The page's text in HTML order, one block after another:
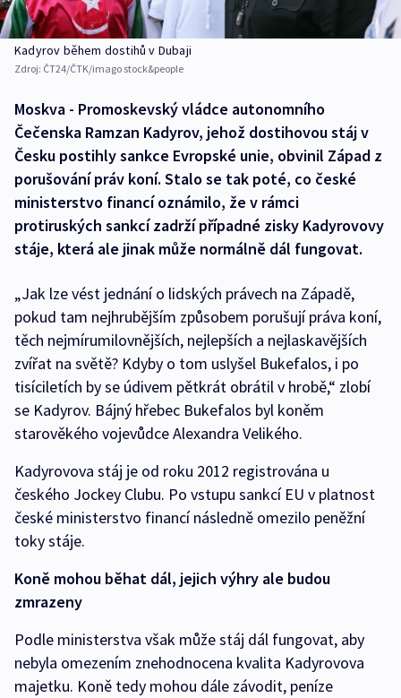
Kadyrov během dostihů v Dubaji
Zdroj: ČT24/ČTK/imago stock&people
Moskva - Promoskevský vládce autonomního
Čečenska Ramzan Kadyrov, jehož dostihovou stáj v
Česku postihly sankce Evropské unie, obvinil Západ z
porušování práv koní. Stalo se tak poté, co české
ministerstvo financí oznámilo, že v rámci
protiruských sankcí zadrží případné zisky Kadyrovovy
stáje, která ale jinak může normálně dál fungovat.
„Jak lze vést jednání o lidských právech na Západě,
pokud tam nejhrubějším způsobem porušují práva koní,
těch nejmírumilovnějších, nejlepších a nejlaskavějších
zvířat na světě? Kdyby o tom uslyšel Bukefalos, i po
tisíciletích by se údivem pětkrát obrátil v hrobě,“ zlobí
se Kadyrov. Bájný hřebec Bukefalos byl koněm
starověkého vojevůdce Alexandra Velikého.
Kadyrovova stáj je od roku 2012 registrována u
českého Jockey Clubu. Po vstupu sankcí EU v platnost
české ministerstvo financí následně omezilo peněžní
toky stáje.
Koně mohou běhat dál, jejich výhry ale budou
zmrazeny
Podle ministerstva však může stáj dál fungovat, aby
nebyla omezením znehodnocena kvalita Kadyrovova
majetku. Koně tedy mohou dále závodit, peníze